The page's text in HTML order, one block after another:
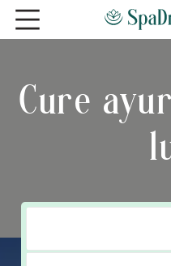
Aller au contenu principal
Cure